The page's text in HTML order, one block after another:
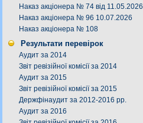
Наказ акціонера № 74 від 11.05.2026
Наказ акціонера № 96 10.07.2026
Наказ акціонера № 108
Результати перевірок
Аудит за 2014
Звіт ревізійної комісії за 2014
Аудит за 2015
Звіт ревізійної комісії за 2015
Держфінаудит за 2012-2016 рр.
Аудит за 2016